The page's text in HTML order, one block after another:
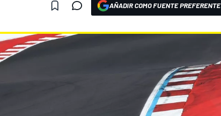
AÑADIR COMO FUENTE PREFERENTE